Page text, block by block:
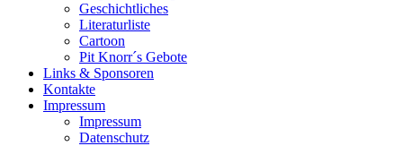
Geschichtliches
Literaturliste
Cartoon
Pit Knorr´s Gebote
Links & Sponsoren
Kontakte
Impressum
Impressum
Datenschutz